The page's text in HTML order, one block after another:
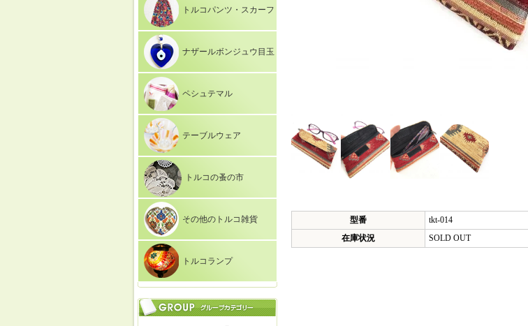
トルコパンツ・スカーフ
ナザールボンジュウ目玉
ペシュテマル
テーブルウェア
トルコの蚤の市
その他のトルコ雑貨
トルコランプ
型番
tkt-014
在庫状況
SOLD OUT